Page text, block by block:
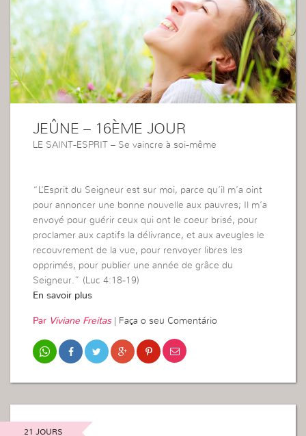
JEÛNE – 16ÈME JOUR
LE SAINT-ESPRIT – Se vaincre à soi-même
“L’Esprit du Seigneur est sur moi, parce qu’il m’a oint
pour annoncer une bonne nouvelle aux pauvres; Il m’a
envoyé pour guérir ceux qui ont le coeur brisé, pour
proclamer aux captifs la délivrance, et aux aveugles le
recouvrement de la vue, pour renvoyer libres les
opprimés, pour publier une année de grâce du
Seigneur.” (Luc 4:18-19)
En savoir plus
Par Viviane Freitas| Faça o seu Comentário
21 JOURS